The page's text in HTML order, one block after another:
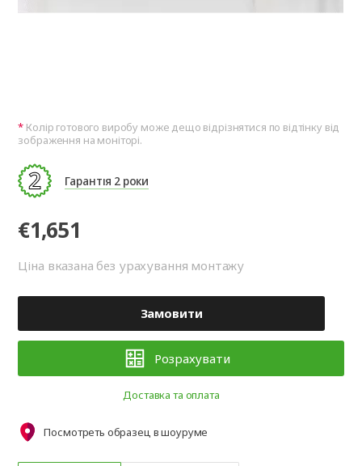
Колір готового виробу може дещо відрізнятися по відтінку від
зображення на моніторі.
Гарантія 2 роки
€1,651
Ціна вказана без урахування монтажу
Замовити
Розрахувати
Доставка та оплата
Посмотреть образец в шоуруме